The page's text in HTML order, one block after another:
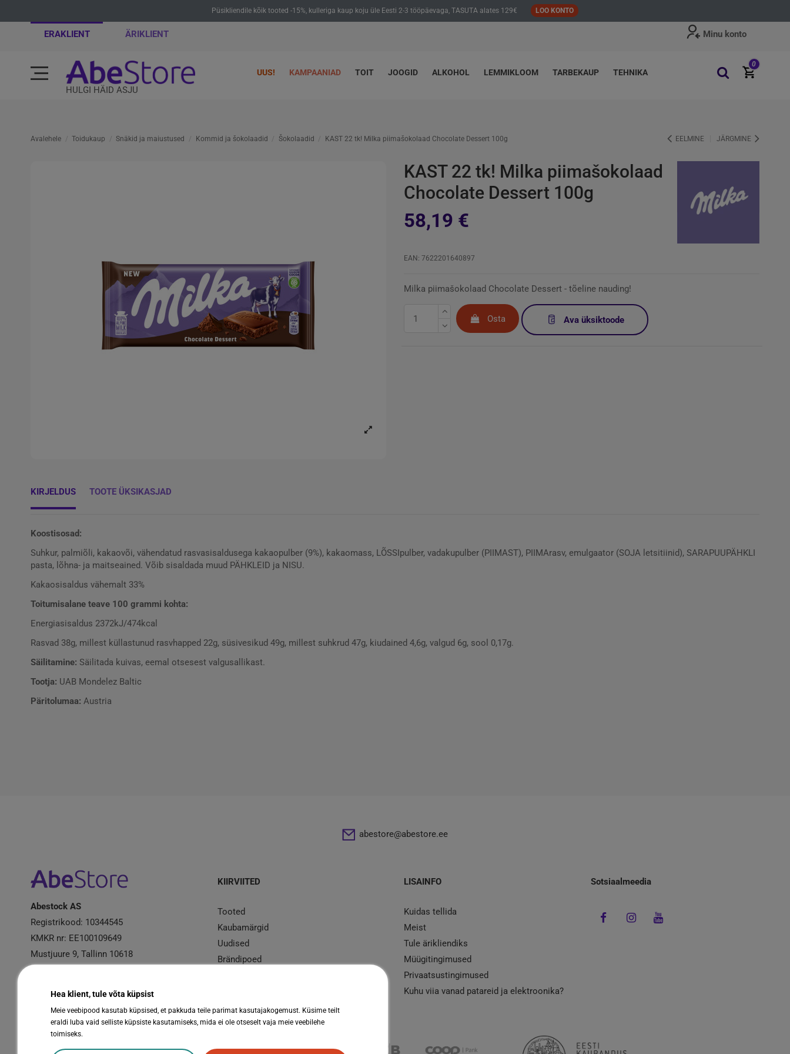
Püsikliendile kõik tooted -15%, kulleriga kaup koju üle Eesti 2-3 tööpäevaga, TASUTA alates 129€ LOO KONTO
ERAKLIENT ÄRIKLIENT Minu konto
HULGI HÄID ASJU
UUS! KAMPAANIAD TOIT JOOGID ALKOHOL LEMMIKLOOM TARBEKAUP TEHNIKA
0
Avalehele Toidukaup Snäkid ja maiustused Kommid ja šokolaadid Šokolaadid KAST 22 tk! Milka piimašokolaad Chocolate Dessert 100g EELMINE JÄRGMINE
KAST 22 tk! Milka piimašokolaad
Chocolate Dessert 100g
58,19 €
EAN: 7622201640897
Milka piimašokolaad Chocolate Dessert - tõeline nauding!
Osta Ava üksiktoode
KIRJELDUS TOOTE ÜKSIKASJAD
Koostisosad:
Suhkur, palmiõli, kakaovõi, vähendatud rasvasisaldusega kakaopulber (9%), kakaomass, LÕSSIpulber, vadakupulber (PIIMAST), PIIMArasv, emulgaator (SOJA letsitiinid), SARAPUUPÄHKLI
pasta, lõhna- ja maitseained. Võib sisaldada muud PÄHKLEID ja NISU.
Kakaosisaldus vähemalt 33%
Toitumisalane teave 100 grammi kohta:
Energiasisaldus 2372kJ/474kcal
Rasvad 38g, millest küllastunud rasvhapped 22g, süsivesikud 49g, millest suhkrud 47g, kiudained 4,6g, valgud 6g, sool 0,17g.
Säilitamine: Säilitada kuivas, eemal otsesest valgusallikast.
Tootja: UAB Mondelez Baltic
Päritolumaa: Austria
abestore@abestore.ee
Abestock AS
Registrikood: 10344545
KMKR nr: EE100109649
Mustjuure 9, Tallinn 10618
KIIRVIITED
Tooted
Kaubamärgid
Uudised
Brändipoed
LISAINFO
Kuidas tellida
Meist
Tule ärikliendiks
Müügitingimused
Privaatsustingimused
Kuhu viia vanad patareid ja elektroonika?
Hea klient, tule võta küpsist
Meie veebipood kasutab küpsised, et pakkuda teile parimat kasutajakogemust. Küsime teilt
eraldi luba vaid selliste küpsiste kasutamiseks, mida ei ole otseselt vaja meie veebilehe
toimiseks.
Sotsiaalmeedia